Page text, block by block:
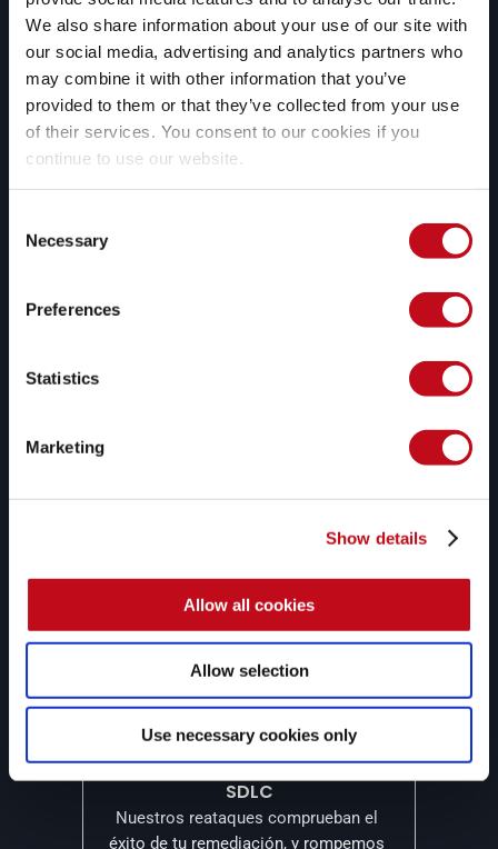
We also share information about your use of our site with
our social media, advertising and analytics partners who
may combine it with other information that you’ve
provided to them or that they’ve collected from your use
of their services. You consent to our cookies if you
continue to use our website.
Selection
Necessary
Preferences
Statistics
Marketing
Show details
Allow all cookies
Allow selection
Use necessary cookies only
comprenderlas y gestionarlas.
Remediación asistida por IA
Apoyo continuo de expertos
Nuestros pentesters pueden ayudar a
a resolver sus dudas con respecto a
las vulnerabilidades más complejas.
Seguridad a lo largo de tu
SDLC
Nuestros reataques comprueban el
éxito de tu remediación, y rompemos